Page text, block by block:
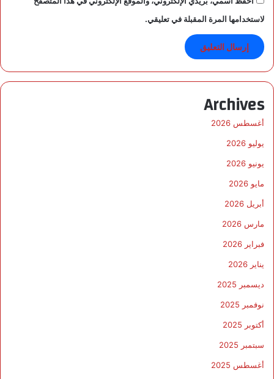
لاستخدامها المرة المقبلة في تعليقي.
Archives
أغسطس 2026
يوليو 2026
يونيو 2026
مايو 2026
أبريل 2026
مارس 2026
فبراير 2026
يناير 2026
ديسمبر 2025
نوفمبر 2025
أكتوبر 2025
سبتمبر 2025
أغسطس 2025